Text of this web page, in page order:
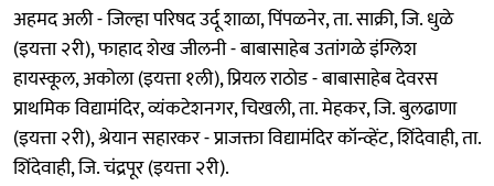
अहमद अली - जिल्हा परिषद उर्दू शाळा, पिंपळनेर, ता. साक्री, जि. धुळे
(इयत्ता २री), फाहाद शेख जीलनी - बाबासाहेब उतांगळे इंग्लिश
हायस्कूल, अकोला (इयत्ता १ली), प्रियल राठोड - बाबासाहेब देवरस
प्राथमिक विद्यामंदिर, व्यंकटेशनगर, चिखली, ता. मेहकर, जि. बुलढाणा
(इयत्ता २री), श्रेयान सहारकर - प्राजक्ता विद्यामंदिर कॉन्व्हेंट, शिंदेवाही, ता.
शिंदेवाही, जि. चंद्रपूर (इयत्ता २री).